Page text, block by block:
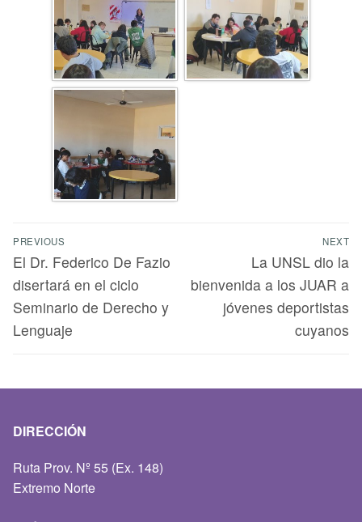
PREVIOUS
El Dr. Federico De Fazio
disertará en el ciclo
Seminario de Derecho y
Lenguaje
NEXT
La UNSL dio la
bienvenida a los JUAR a
jóvenes deportistas
cuyanos
DIRECCIÓN
Ruta Prov. Nº 55 (Ex. 148)
Extremo Norte